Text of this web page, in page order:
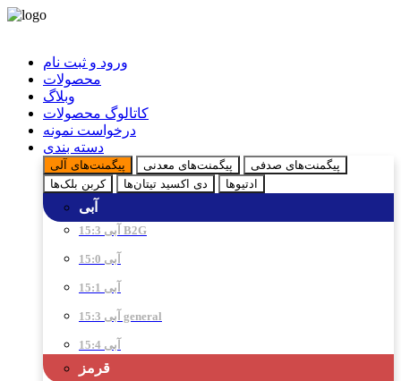
ورود و ثبت نام
محصولات
وبلاگ
کاتالوگ محصولات
درخواست نمونه
دسته بندی
پیگمنت‌های آلی پیگمنت‌های معدنی
پیگمنت‌های صدفی
کربن بلک‌ها
دی اکسید تیتان‌ها ادتیو‌ها
آبی
آبی 15:3 B2G
آبی 15:0
آبی 15:1
آبی 15:3 general
آبی 15:4
قرمز